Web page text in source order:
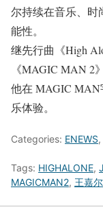
尔持续在音乐、时
能性。
继先行曲《High
《MAGIC MAN 2
他在 MAGIC
乐体验。
Categories: ENEWS,
Tags: HIGHALONE,
MAGICMAN2, 王嘉尔